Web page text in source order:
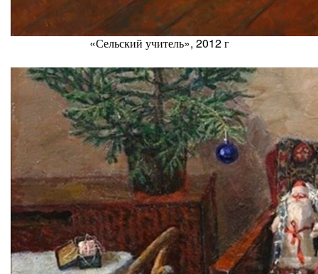
«Сельский учитель», 2012 г